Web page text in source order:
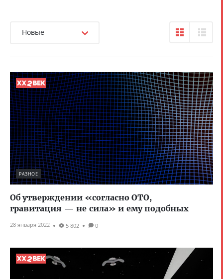
Новые
РАЗНОЕ
Об утверждении «согласно ОТО,
гравитация — не сила» и ему подобных
28 января 2022 5 802 0